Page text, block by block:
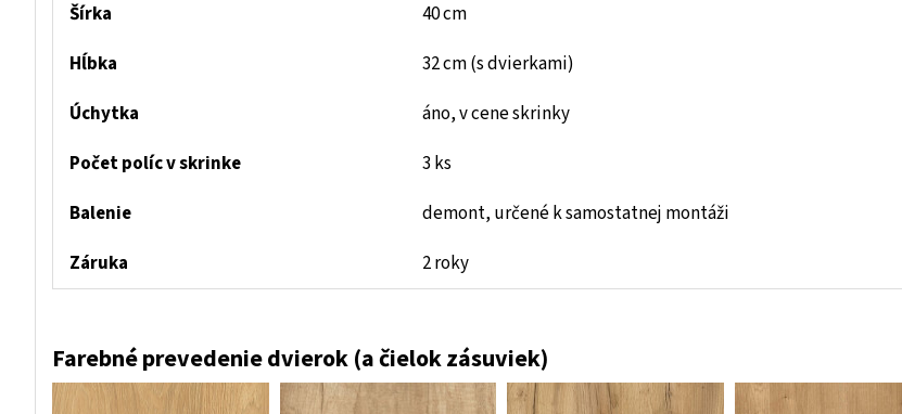
Šírka
40 cm
Hĺbka
32 cm (s dvierkami)
Úchytka
áno, v cene skrinky
Počet políc v skrinke
3 ks
Balenie
demont, určené k samostatnej montáži
Záruka
2 roky
Farebné prevedenie dvierok (a čielok zásuviek)